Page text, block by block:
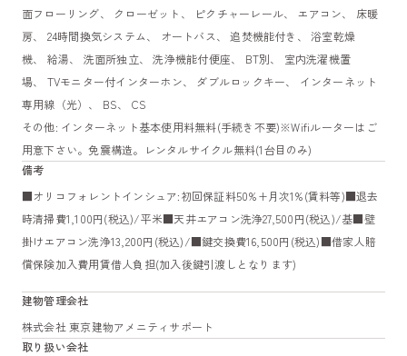
面フローリング、 クローゼット、 ピクチャーレール、 エアコン、 床暖
房、 24時間換気システム、 オートバス、 追焚機能付き、 浴室乾燥
機、 給湯、 洗面所独立、 洗浄機能付便座、 BT別、 室内洗濯機置
場、 TVモニター付インターホン、 ダブルロックキー、 インターネット
専用線（光）、 BS、 CS
その他: インターネット基本使用料無料(手続き不要)※Wifiルーターはご
用意下さい。免震構造。レンタルサイクル無料(1台目のみ)
備考
■オリコフォレントインシュア:初回保証料50%+月次1%(賃料等)■退去
時清掃費1,100円(税込)/平米■天井エアコン洗浄27,500円(税込)/基■壁
掛けエアコン洗浄13,200円(税込)/■鍵交換費16,500円(税込)■借家人賠
償保険加入費用賃借人負担(加入後鍵引渡しとなります)
建物管理会社
株式会社 東京建物アメニティサポート
取り扱い会社